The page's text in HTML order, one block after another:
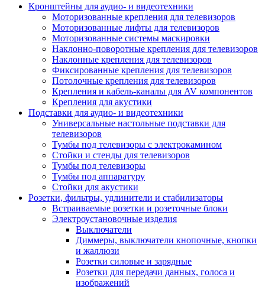
Кронштейны для аудио- и видеотехники
Моторизованные крепления для телевизоров
Моторизованные лифты для телевизоров
Моторизованные системы маскировки
Наклонно-поворотные крепления для телевизоров
Наклонные крепления для телевизоров
Фиксированные крепления для телевизоров
Потолочные крепления для телевизоров
Крепления и кабель-каналы для AV компонентов
Крепления для акустики
Подставки для аудио- и видеотехники
Универсальные настольные подставки для
телевизоров
Тумбы под телевизоры с электрокамином
Стойки и стенды для телевизоров
Тумбы под телевизоры
Тумбы под аппаратуру
Стойки для акустики
Розетки, фильтры, удлинители и стабилизаторы
Встраиваемые розетки и розеточные блоки
Электроустановочные изделия
Выключатели
Диммеры, выключатели кнопочные, кнопки
и жаллюзи
Розетки силовые и зарядные
Розетки для передачи данных, голоса и
изображений